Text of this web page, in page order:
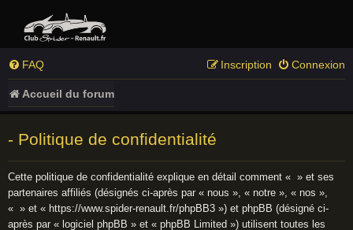
FAQ Connexion
Inscription
Accueil du forum
- Politique de confidentialité
Cette politique de confidentialité explique en détail comment « » et ses
partenaires affiliés (désignés ci-après par « nous », « notre », « nos »,
« » et « https://www.spider-renault.fr/phpBB3 ») et phpBB (désigné ci-
après par « logiciel phpBB » et « phpBB Limited ») utilisent toutes les